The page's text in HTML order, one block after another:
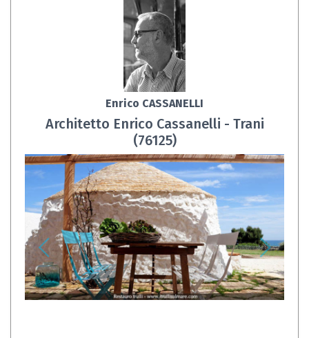
Enrico CASSANELLI
Architetto Enrico Cassanelli - Trani
(76125)